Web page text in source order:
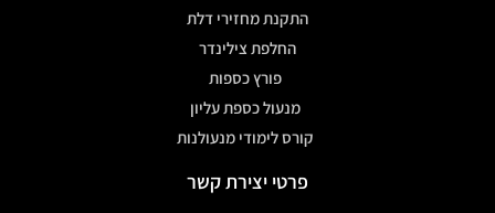
התקנת מחזירי דלת
החלפת צילינדר
פורץ כספות
מנעול כספת עליון
קורס לימודי מנעולנות
פרטי יצירת קשר